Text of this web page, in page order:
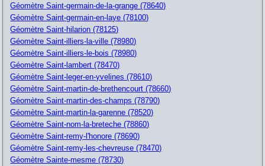
Géomètre Saint-germain-de-la-grange (78640)
Géomètre Saint-germain-en-laye (78100)
Géomètre Saint-hilarion (78125)
Géomètre Saint-illiers-la-ville (78980)
Géomètre Saint-illiers-le-bois (78980)
Géomètre Saint-lambert (78470)
Géomètre Saint-leger-en-yvelines (78610)
Géomètre Saint-martin-de-brethencourt (78660)
Géomètre Saint-martin-des-champs (78790)
Géomètre Saint-martin-la-garenne (78520)
Géomètre Saint-nom-la-breteche (78860)
Géomètre Saint-remy-l'honore (78690)
Géomètre Saint-remy-les-chevreuse (78470)
Géomètre Sainte-mesme (78730)